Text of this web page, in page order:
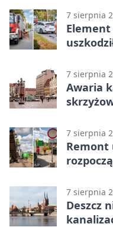
7 sierpnia
7 sierpnia
Awaria
7 sierpnia
Remont
7 sierpnia
Deszcz